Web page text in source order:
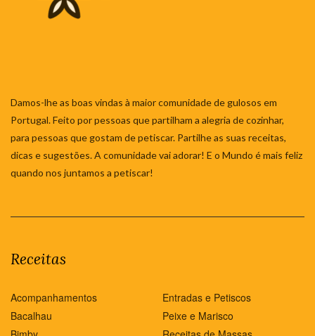
Damos-lhe as boas vindas à maior comunidade de gulosos em
Portugal. Feito por pessoas que partilham a alegria de cozinhar,
para pessoas que gostam de petiscar. Partilhe as suas receitas,
dicas e sugestões. A comunidade vai adorar! E o Mundo é mais feliz
quando nos juntamos a petiscar!
Receitas
Acompanhamentos
Bacalhau
Entradas e Petiscos
Peixe e Marisco